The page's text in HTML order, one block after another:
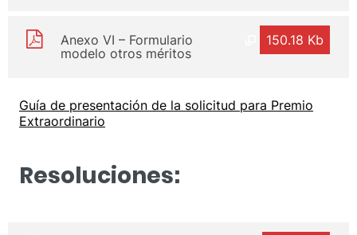
150.18 Kb
Anexo VI – Formulario
modelo otros méritos
Guía de presentación de la solicitud para Premio
Extraordinario
Resoluciones: